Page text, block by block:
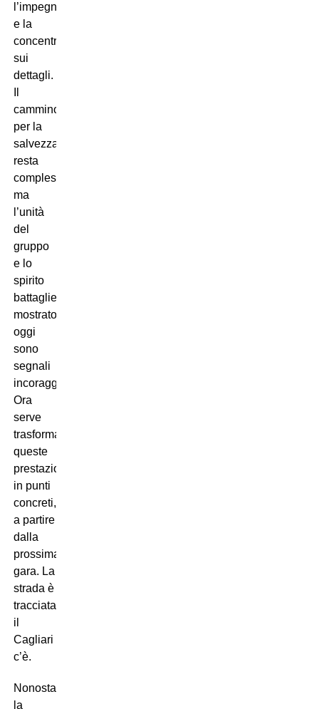
l’impegno
e la
concentrazione
sui
dettagli.
cammino
per la
salvezza
resta
complesso,
ma
l’unità
del
gruppo
e lo
spirito
battagliero
mostrato
oggi
sono
segnali
incoraggianti.
Ora
serve
trasformare
queste
prestazioni
in punti
concreti,
a partire
dalla
prossima
gara. La
strada è
tracciata,
il
Cagliari
c’è.
Nonostante
la